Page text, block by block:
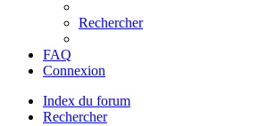
Rechercher
FAQ
Connexion
Index du forum
Rechercher